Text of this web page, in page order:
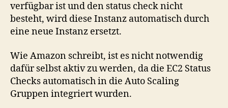
verfügbar ist und den status check nicht
besteht, wird diese Instanz automatisch durch
eine neue Instanz ersetzt.
Wie Amazon schreibt, ist es nicht notwendig
dafür selbst aktiv zu werden, da die EC2 Status
Checks automatisch in die Auto Scaling
Gruppen integriert wurden.